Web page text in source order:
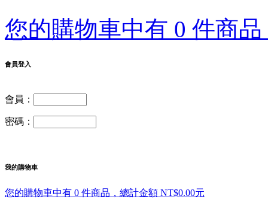
您的購物車中有 0 件商
會員登入
會員：
密碼：
我的購物車
您的購物車中有 0 件商品，總計金額 NT$0.00元